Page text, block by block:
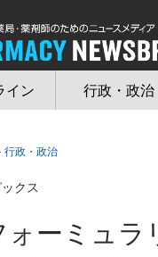
イン 行政・政治
行政・政治
ックス
ォーミュラ